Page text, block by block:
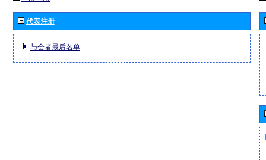
代表注册
与会者最后名单